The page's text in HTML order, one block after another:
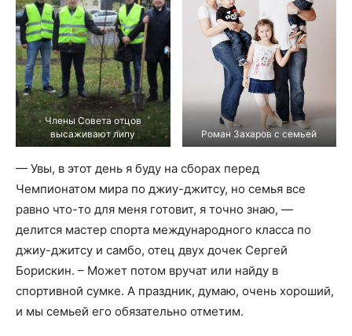
Члены Совета отцов
высаживают липу
Роман Захаров с семьей
— Увы, в этот день я буду на сборах перед
Чемпионатом мира по джиу-джитсу, но семья все
равно что-то для меня готовит, я точно знаю, —
делится мастер спорта международного класса по
джиу-джитсу и самбо, отец двух дочек Сергей
Борискин. – Может потом вручат или найду в
спортивной сумке. А праздник, думаю, очень хороший,
и мы семьей его обязательно отметим.